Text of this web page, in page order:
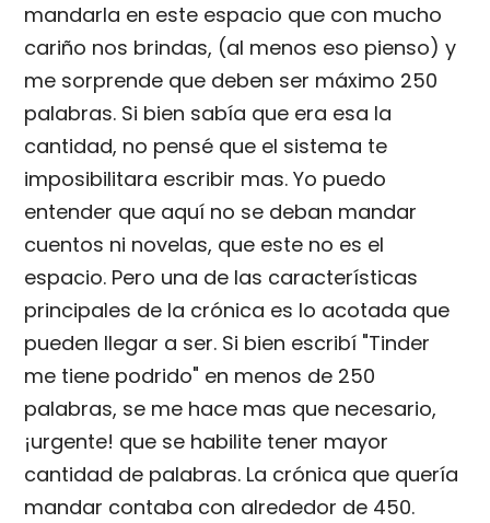
mandarla en este espacio que con mucho
cariño nos brindas, (al menos eso pienso) y
me sorprende que deben ser máximo 250
palabras. Si bien sabía que era esa la
cantidad, no pensé que el sistema te
imposibilitara escribir mas. Yo puedo
entender que aquí no se deban mandar
cuentos ni novelas, que este no es el
espacio. Pero una de las características
principales de la crónica es lo acotada que
pueden llegar a ser. Si bien escribí "Tinder
me tiene podrido" en menos de 250
palabras, se me hace mas que necesario,
¡urgente! que se habilite tener mayor
cantidad de palabras. La crónica que quería
mandar contaba con alrededor de 450.